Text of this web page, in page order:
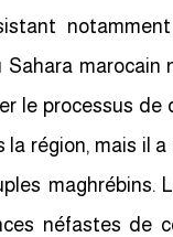
Sahara marocain
le processus de
la région, mais il
maghrébins.
néfastes de